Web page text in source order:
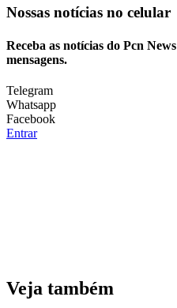
Nossas notícias no celular
Receba as notícias do Pcn
mensagens.
Telegram
Whatsapp
Facebook
Entrar
Veja também